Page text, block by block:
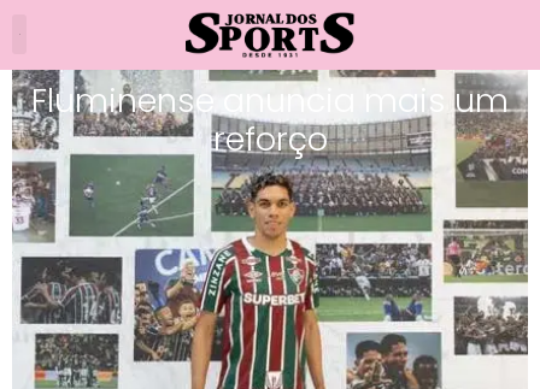
Fluminense anuncia mais um
reforço